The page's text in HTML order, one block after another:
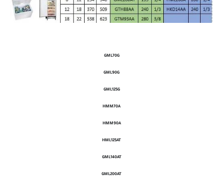
GML70G
GML90G
GML125G
HMM70A
HMM90A
HML125AT
GML140AT
GML200AT